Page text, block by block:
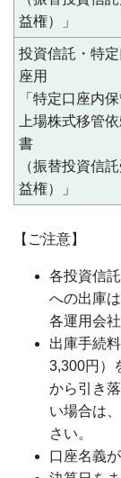
益権）」
投資信託・特定
座用
「特定口座内
上場株式移管
書
（振替投資信
益権）」
【ご注意】
各投資信
への出庫
各運用会
出庫手続
3,300円）
から引き
い場合は
さい。
口座名義